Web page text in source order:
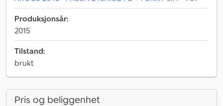
Produksjonsår:
2015
Tilstand:
brukt
Pris og beliggenhet